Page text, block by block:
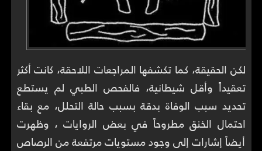
لكن الحقيقة، كما تكشفها المراجعات اللاحقة، كانت أكثر
تعقيداً وأقل شيطانية، فالفحص الطبي لم يستطع
تحديد سبب الوفاة بدقة بسبب حالة التحلل، مع بقاء
احتمال الخنق مطروحاً في بعض الروايات ، وظهرت
أيضاً إشارات إلى وجود مستويات مرتفعة من الرصاص